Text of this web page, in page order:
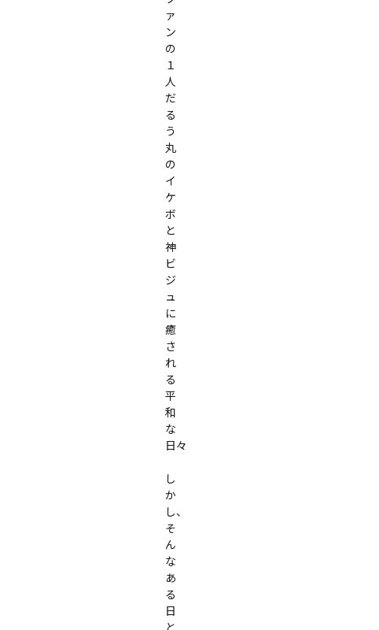
ァ
ン
の
１
人
だ
る
う
丸
の
イ
ケ
ボ
と
神
ビ
ジ
ュ
に
癒
さ
れ
る
平
和
な
日々
し
か
し、
そ
ん
な
あ
る
日